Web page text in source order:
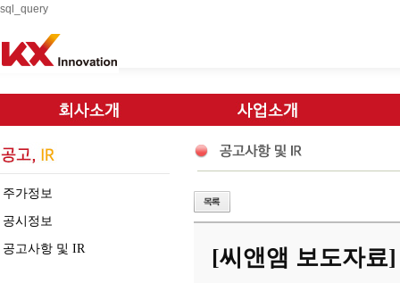
sql_query
주가정보
공시정보
공고사항 및 IR
[씨앤앰 보도자료